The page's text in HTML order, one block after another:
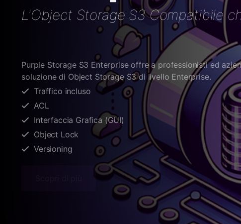
L'Object Storage S3 Compatibile
Purple Storage S3 Enterprise offre a professionisti ed
soluzione di Object Storage S3 di livello Enterprise.
ACL
Interfaccia Grafica (GUI)
Object Lock
Versioning